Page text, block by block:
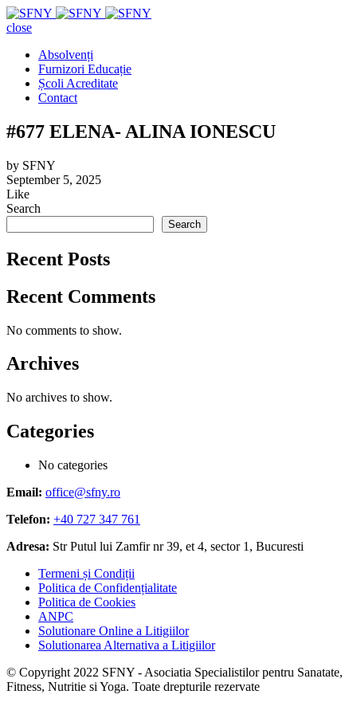
close
Absolvenți
Furnizori Educație
Școli Acreditate
Contact
#677 ELENA- ALINA IONESCU
by SFNY
September 5, 2025
Like
Search
Search
Recent Posts
Recent Comments
No comments to show.
Archives
No archives to show.
Categories
No categories
Email: office@sfny.ro
Telefon: +40 727 347 761
Adresa: Str Putul lui Zamfir nr 39, et 4, sector 1, Bucuresti
Termeni și Condiții
Politica de Confidențialitate
Politica de Cookies
ANPC
Solutionare Online a Litigiilor
Solutionarea Alternativa a Litigiilor
© Copyright 2022 SFNY - Asociatia Specialistilor pentru Sanatate,
Fitness, Nutritie si Yoga. Toate drepturile rezervate